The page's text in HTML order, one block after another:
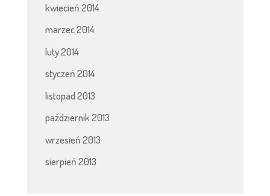
kwiecień 2014
marzec 2014
luty 2014
styczeń 2014
listopad 2013
październik 2013
wrzesień 2013
sierpień 2013